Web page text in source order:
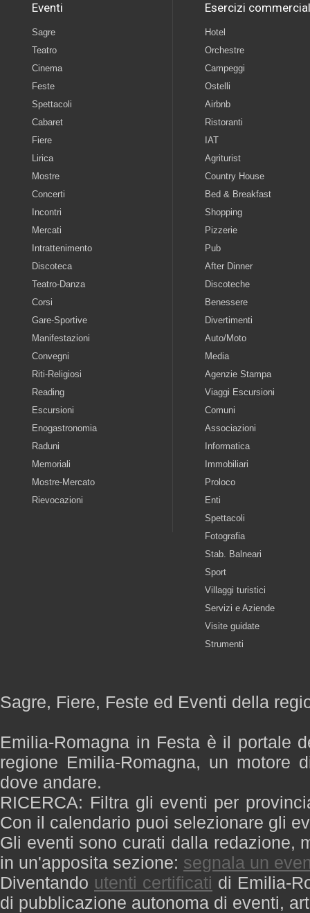
Eventi
Sagre
Teatro
Cinema
Feste
Spettacoli
Cabaret
Fiere
Lirica
Mostre
Concerti
Incontri
Mercati
Intrattenimento
Discoteca
Teatro-Danza
Corsi
Gare-Sportive
Manifestazioni
Convegni
Riti-Religiosi
Reading
Escursioni
Enogastronomia
Raduni
Memoriali
Mostre-Mercato
Rievocazioni
Esercizi
Hotel
Orchestre
Campeggi
Ostelli
Airbnb
Ristoranti
IAT
Agriturist
Country House
Bed & Breakfast
Shopping
Pizzerie
Pub
After Dinner
Discoteche
Benessere
Divertimenti
Auto/Moto
Media
Agenzie Stampa
Viaggi Escursioni
Comuni
Associazioni
Informatica
Immobiliari
Proloco
Enti
Spettacoli
Fotografia
Stab. Balneari
Sport
Villaggi turistici
Servizi e Aziende
Visite guidate
Strumenti
Sagre, Fiere, Feste ed Eventi della
Emilia-Romagna in Festa è il portale
regione Emilia-Romagna, un motore
dove andare.
RICERCA: Filtra gli eventi per
Con il calendario puoi selezionare gli
Gli eventi sono curati dalla redazione,
in un'apposita sezione: segnala un
Diventando utenti certificati di Emilia-
di pubblicazione autonoma di eventi,